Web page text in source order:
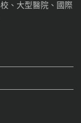
、大型醫院、國際